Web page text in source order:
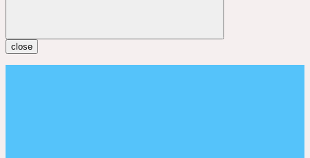
close